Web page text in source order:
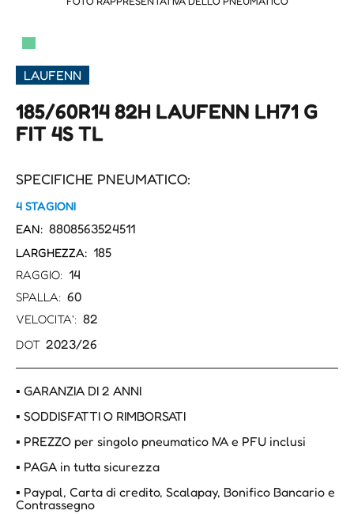
▀
LAUFENN
185/60R14 82H LAUFENN LH71 G
FIT 4S TL
SPECIFICHE PNEUMATICO:
4 STAGIONI
EAN: 8808563524511
LARGHEZZA: 185
RAGGIO: 14
SPALLA: 60
VELOCITA': 82
DOT 2023/26
▪ GARANZIA DI 2 ANNI
▪ SODDISFATTI O RIMBORSATI
▪ PREZZO per singolo pneumatico IVA e PFU inclusi
▪ PAGA in tutta sicurezza
▪ Paypal, Carta di credito, Scalapay, Bonifico Bancario e
Contrassegno